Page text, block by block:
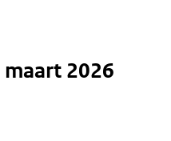
maart 2026